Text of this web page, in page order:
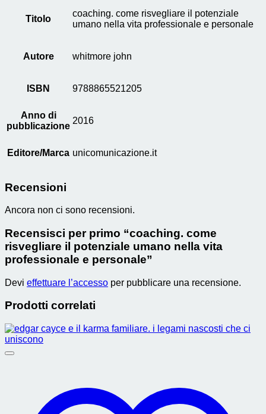
Titolo
coaching. come risvegliare il potenziale
umano nella vita professionale e personale
Autore whitmore john
ISBN 9788865521205
Anno di
pubblicazione
2016
Editore/Marca unicomunicazione.it
Recensioni
Ancora non ci sono recensioni.
Recensisci per primo “coaching. come
risvegliare il potenziale umano nella vita
professionale e personale”
Devi effettuare l’accesso per pubblicare una recensione.
Prodotti correlati